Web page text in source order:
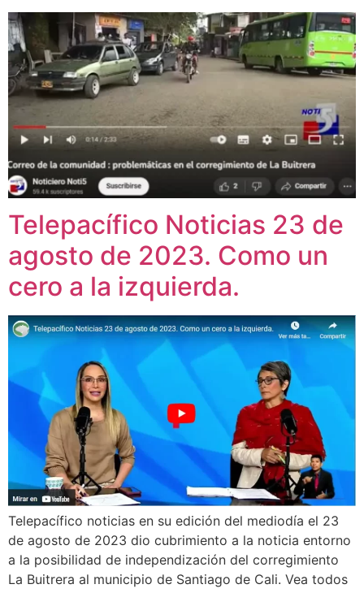
Telepacífico Noticias 23 de
agosto de 2023. Como un
cero a la izquierda.
Telepacífico noticias en su edición del mediodía el 23
de agosto de 2023 dio cubrimiento a la noticia entorno
a la posibilidad de independización del corregimiento
La Buitrera al municipio de Santiago de Cali. Vea todos